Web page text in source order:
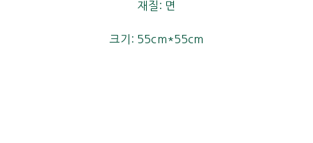
재질: 면
크기: 55cm*55cm